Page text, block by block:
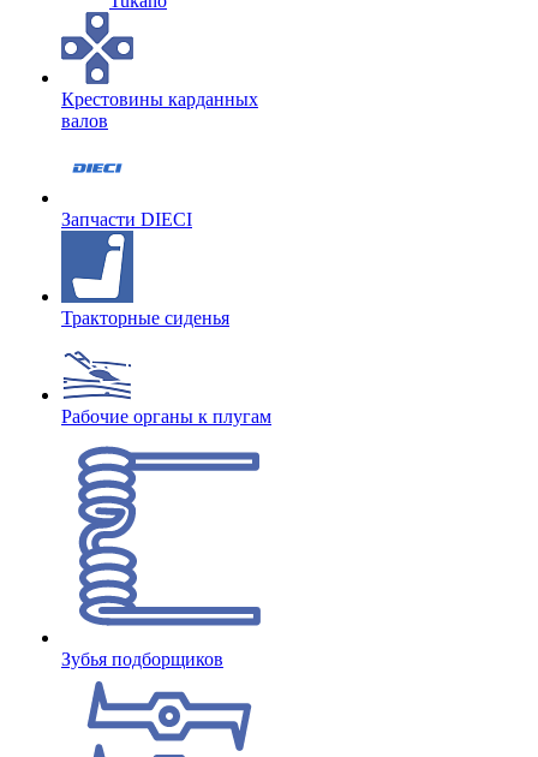
Крестовины карданных
валов
Запчасти DIECI
Тракторные сиденья
Рабочие органы к плугам
Зубья подборщиков